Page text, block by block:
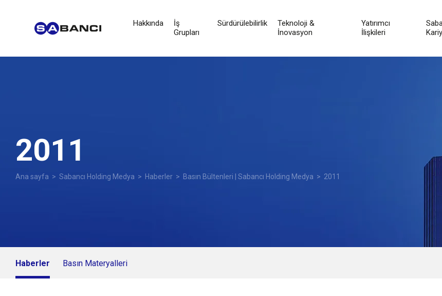
Hakkında
İş
Grupları
Sürdürülebilirlik
Teknoloji &
İnovasyon
Yatırımcı
İlişkileri
2011
Ana sayfa > Sabancı Holding Medya > Haberler > Basın Bültenleri | Sabancı Holding Medya > 2011
Haberler Basın Materyalleri